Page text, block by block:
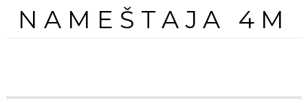
NAMEŠTAJA 4M